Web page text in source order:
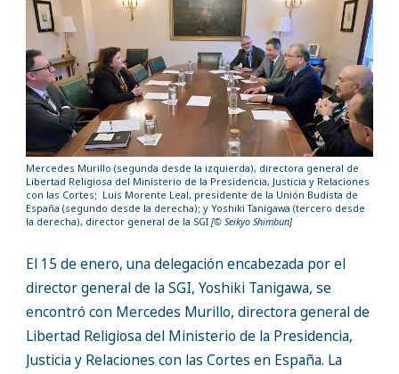
Mercedes Murillo (segunda desde la izquierda), directora general de
Libertad Religiosa del Ministerio de la Presidencia, Justicia y Relaciones
con las Cortes; Luis Morente Leal, presidente de la Unión Budista de
España (segundo desde la derecha); y Yoshiki Tanigawa (tercero desde
la derecha), director general de la SGI [© Seikyo Shimbun]
El 15 de enero, una delegación encabezada por el
director general de la SGI, Yoshiki Tanigawa, se
encontró con Mercedes Murillo, directora general de
Libertad Religiosa del Ministerio de la Presidencia,
Justicia y Relaciones con las Cortes en España. La